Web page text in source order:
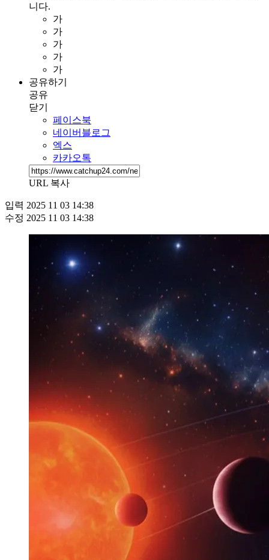
니다.
가
가
가
가
가
공유하기
공유
닫기
페이스북
네이버블로그
엑스
카카오톡
URL 복사
입력 2025 11 03 14:38
수정 2025 11 03 14:38